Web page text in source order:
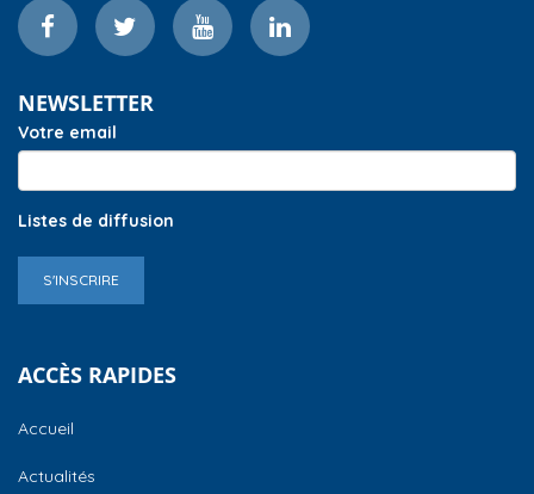
NEWSLETTER
Votre email
Listes de diffusion
S'INSCRIRE
ACCÈS RAPIDES
Accueil
Actualités